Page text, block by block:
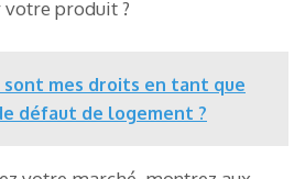
produit ?
sont mes droits en tant que
défaut de logement ?